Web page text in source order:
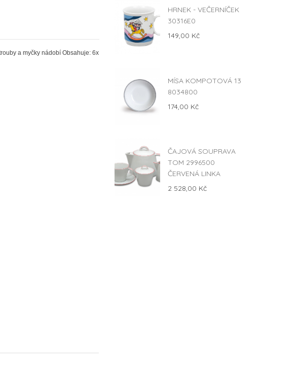
a myčky nádobí Obsahuje: 6x
HRNEK - VEČERNÍČEK
30316E0
149,00 Kč
MÍSA KOMPOTOVÁ 13
8034800
174,00 Kč
ČAJOVÁ SOUPRAVA
TOM 2996500
ČERVENÁ LINKA
2 528,00 Kč